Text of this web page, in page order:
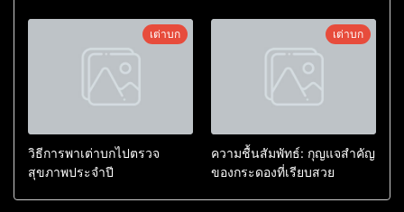
เต่าบก
วิธีการพาเต่าบกไปตรวจ
สุขภาพประจำปี
เต่าบก
ความชื้นสัมพัทธ์: กุญแจสำคัญ
ของกระดองที่เรียบสวย